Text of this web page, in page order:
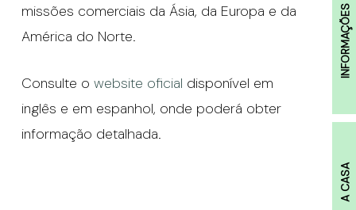
INFORMAÇÕES
A CASA
missões comerciais da Ásia, da Europa e da
América do Norte.
Consulte o website oficial disponível em
inglês e em espanhol, onde poderá obter
informação detalhada.